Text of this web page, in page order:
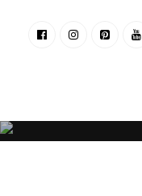
состояние зависят от